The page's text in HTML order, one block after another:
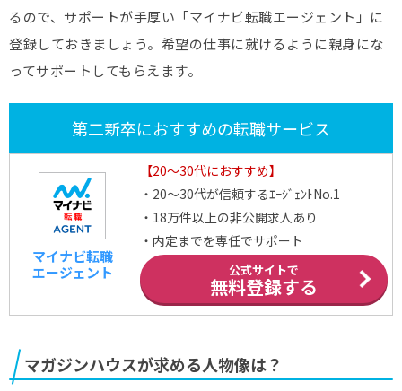
るので、サポートが手厚い「マイナビ転職エージェント」に
登録しておきましょう。希望の仕事に就けるように親身にな
ってサポートしてもらえます。
第二新卒におすすめの転職サービス
マイナビ転職
エージェント
【20～30代におすすめ】
・20～30代が信頼するｴｰｼﾞｪﾝﾄNo.1
・18万件以上の非公開求人あり
・内定までを専任でサポート
公式サイトで
無料登録する
マガジンハウスが求める人物像は？